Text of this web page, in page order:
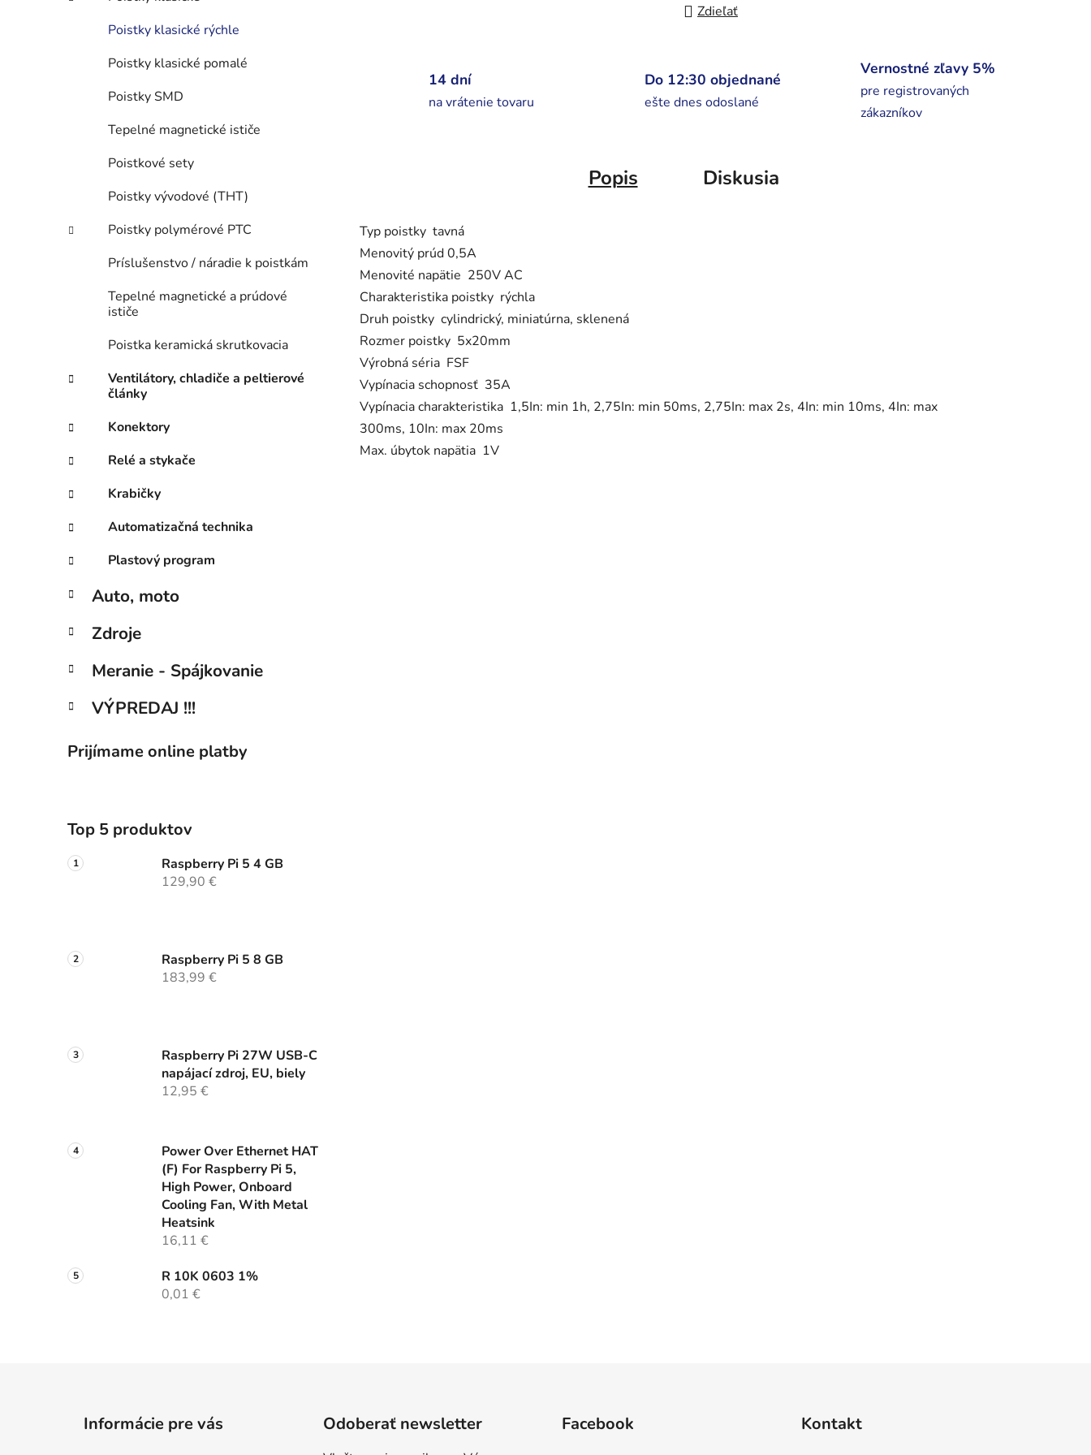
Poistky klasické rýchle
Poistky klasické pomalé
Poistky SMD
Tepelné magnetické ističe
Poistkové sety
Poistky vývodové (THT)
Poistky polymérové PTC
Príslušenstvo / náradie k poistkám
Tepelné magnetické a prúdové
ističe
Poistka keramická skrutkovacia
Ventilátory, chladiče a peltierové
články
Konektory
Relé a stykače
Krabičky
Automatizačná technika
Plastový program
Auto, moto
Zdroje
Meranie - Spájkovanie
VÝPREDAJ !!!
Prijímame online platby
Top 5 produktov
Raspberry Pi 5 4 GB
129,90 €
Raspberry Pi 5 8 GB
183,99 €
Raspberry Pi 27W USB-C
napájací zdroj, EU, biely
12,95 €
Power Over Ethernet HAT
(F) For Raspberry Pi 5,
High Power, Onboard
Cooling Fan, With Metal
Heatsink
16,11 €
R 10K 0603 1%
0,01 €
Zdieľať
14 dní
na vrátenie tovaru
Do 12:30 objednané
ešte dnes odoslané
Vernostné zľavy 5%
pre registrovaných
zákazníkov
Popis Diskusia
Typ poistky tavná
Menovitý prúd 0,5A
Menovité napätie 250V AC
Charakteristika poistky rýchla
Druh poistky cylindrický, miniatúrna, sklenená
Rozmer poistky 5x20mm
Výrobná séria FSF
Vypínacia schopnosť 35A
Vypínacia charakteristika 1,5In: min 1h, 2,75In: min 50ms, 2,75In: max 2s, 4In: min 10ms, 4In: max
300ms, 10In: max 20ms
Max. úbytok napätia 1V
Informácie pre vás Odoberať newsletter Facebook Kontakt